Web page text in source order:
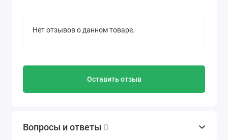
Нет отзывов о данном товаре.
Оставить отзыв
Вопросы и ответы 0